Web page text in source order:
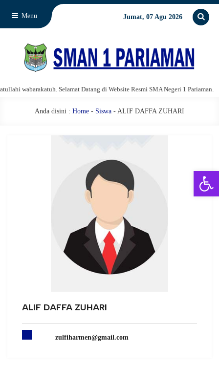
Menu Jumat, 07 Agu 2026
wabarakatuh. Selamat Datang di Website Resmi SMA Negeri 1 Pariaman.
Anda disini : Home - Siswa - ALIF DAFFA ZUHARI
ALIF DAFFA ZUHARI
zulfiharmen@gmail.com